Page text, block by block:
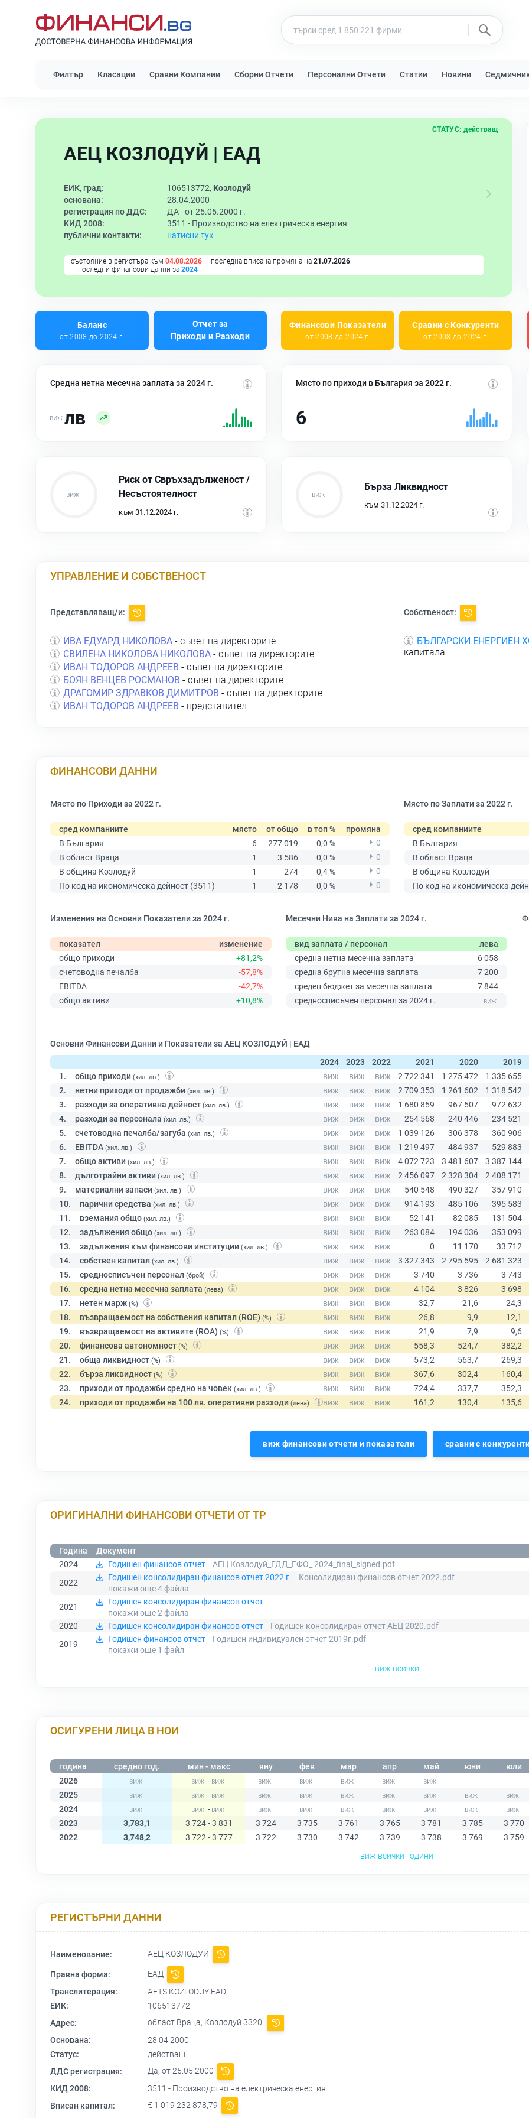
Филтър Класации Сравни Компании Сборни Отчети Персонални Отчети Статии Новини
АЕЦ КОЗЛОДУЙ | ЕАД
СТАТУС: действащ
ЕИК, град: 106513772, Козлодуй
основана:
28.04.2000
регистрация по ДДС:
ДА - от 25.05.2000 г.
КИД 2008:
3511 - Производство на електрическа енергия
публични контакти:
натисни тук
състояние в регистъра към 04.08.2026 последна вписана промяна на 21.07.2026
последни финансови данни за 2024
Баланс
от 2008 до 2024 г.
Отчет за
Приходи и Разходи
Финансови Показатели
от 2008 до 2024 г.
Сравни с Конкуренти
от 2008 до 2024 г.
Средна нетна месечна заплата за 2024 г.
лв
Място по приходи в България за 2022 г.
6
Риск от Свръхзадълженост /
Несъстоятелност
към 31.12.2024 г.
Бърза Ликвидност
към 31.12.2024 г.
УПРАВЛЕНИЕ И СОБСТВЕНОСТ
Представляващ/и:
ИВА ЕДУАРД НИКОЛОВА - съвет на директорите
СВИЛЕНА НИКОЛОВА НИКОЛОВА - съвет на директорите
ИВАН ТОДОРОВ АНДРЕЕВ - съвет на директорите
БОЯН ВЕНЦЕВ РОСМАНОВ - съвет на директорите
ДРАГОМИР ЗДРАВКОВ ДИМИТРОВ - съвет на директорите
ИВАН ТОДОРОВ АНДРЕЕВ - представител
Собственост:
БЪЛГАРСКИ ЕНЕРГИЕН
капитала
ФИНАНСОВИ ДАННИ
Място по Приходи за 2022 г.
сред компаниите място от общо в топ %
промяна
В България
6 277 019 0,0 %
0
В област Враца
1 3 586 0,0 %
0
В община Козлодуй
1 274 0,4 %
0
По код на икономическа дейност (3511)
1 2 178 0,0 % 0
Място по Заплати за 2022 г.
сред компаниите
В България
В област Враца
В община Козлодуй
По код на икономическа
Изменения на Основни Показатели за 2024 г.
показател
изменение
общо приходи
+81,2%
счетоводна печалба
-57,8%
EBITDA
-42,7%
общо активи
+10,8%
Месечни Нива на Заплати за 2024 г.
вид заплата / персонал
лева
средна нетна месечна заплата
6 058
средна брутна месечна заплата
7 200
среден бюджет за месечна заплата
7 844
средносписъчен персонал за 2024 г.
Основни Финансови Данни и Показатели за АЕЦ КОЗЛОДУЙ | ЕАД
2024
2023 2022 2021 2020
2019
1.
общо приходи (хил. лв.)
2. нетни приходи от продажби (хил. лв.)
3. разходи за оперативна дейност (хил. лв.)
4. разходи за персонала (хил. лв.)
5. счетоводна печалба/загуба (хил. лв.)
6. EBITDA (хил. лв.)
7. общо активи (хил. лв.)
8. дълготрайни активи (хил. лв.)
9. материални запаси (хил. лв.)
10. парични средства (хил. лв.)
11. вземания общо (хил. лв.)
12. задължения общо (хил. лв.)
13. задължения към финансови институции (хил. лв.)
14. собствен капитал (хил. лв.)
15. средносписъчен персонал (брой)
16. средна нетна месечна заплата (лева)
17. нетен марж (%)
18. възвращаемост на собствения капитал (ROE) (%)
19. възвращаемост на активите (ROA) (%)
20. финансова автономност (%)
21. обща ликвидност (%)
22. бърза ликвидност (%)
23. приходи от продажби средно на човек (хил. лв.)
24. приходи от продажби на 100 лв. оперативни разходи (лева)
виж финансови отчети и показатели сравни с
ОРИГИНАЛНИ ФИНАНСОВИ ОТЧЕТИ ОТ ТР
Година
Документ
2024
Годишен финансов отчет
АЕЦ Козлодуй_ГДД_ГФО_ 2024_final_signed.pdf
2022
Годишен консолидиран финансов отчет 2022 г.
Консолидиран финансов отчет 2022.pdf
покажи още 4файла
2021
Годишен консолидиран финансов отчет
покажи още 2 файла
2020
Годишен консолидиран финансов отчет
Годишен консолидиран отчет АЕЦ 2020.pdf
2019
Годишен финансов отчет
Годишен индивидуален отчет 2019г.pdf
покажи още 1 файл
виж всички
ОСИГУРЕНИ ЛИЦА В НОИ
година средно год. мин - макс яну фев мар апр май юни
юли
2026
-
2025
-
2024
-
2023
3,783,1 3 724 - 3 831 3 724 3 735 3 761 3 765 3 781 3 785
3 770
2022
3,748,2 3 722 - 3 777 3 722 3 730 3 742 3 739 3 738 3 769
3 759
виж всички години
РЕГИСТЪРНИ ДАННИ
Наименование: АЕЦ КОЗЛОДУЙ
Правна форма:
ЕАД
Транслитерация:
AETS KOZLODUY EAD
ЕИК:
106513772
Адрес:
област Враца, Козлодуй 3320,
Основана:
28.04.2000
Статус:
действащ
ДДС регистрация:
Да, от 25.05.2000
КИД 2008:
3511 - Производство на електрическа енергия
Вписан капитал:
€ 1 019 232 878,79